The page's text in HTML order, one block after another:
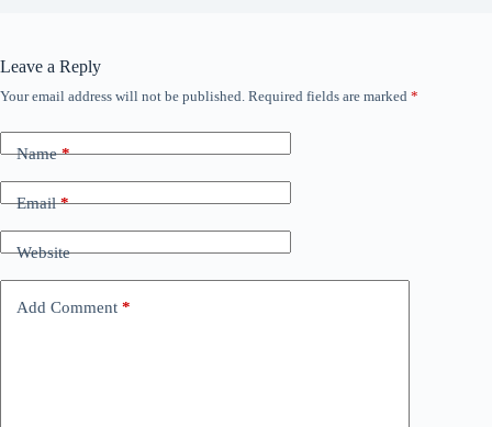
Leave a Reply
Your email address will not be published. Required fields are marked *
Name*
Email*
Website
Add Comment *